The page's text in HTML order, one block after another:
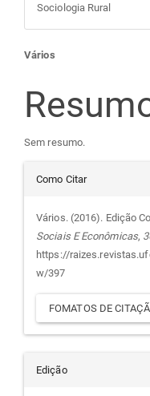
Sociologia Rural
do
artigo
principal
Vários
Sem resumo.
Detalhes
do
artigo
Como Citar
Vários. (2016). Edição
Sociais E Econômicas,
https://
w/397
FOMATOS DE
Edição